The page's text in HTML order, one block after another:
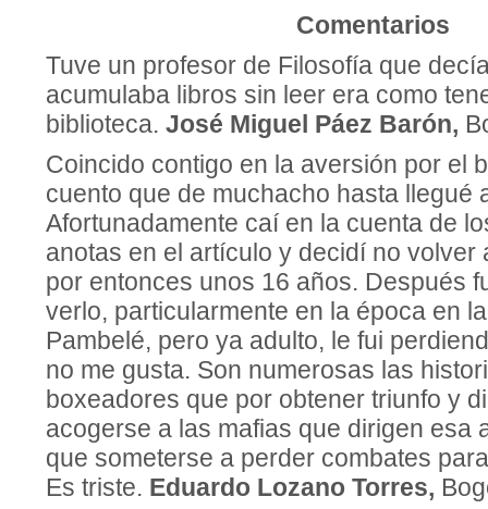
Comentarios
Tuve un profesor de Filosofía que
acumulaba libros sin leer era como
biblioteca. José Miguel Páez Barón,
Coincido contigo en la aversión por el
cuento que de muchacho hasta llegué
Afortunadamente caí en la cuenta de
anotas en el artículo y decidí no volver
por entonces unos 16 años. Después
verlo, particularmente en la época en
Pambelé, pero ya adulto, le fui
no me gusta. Son numerosas las
boxeadores que por obtener triunfo y
acogerse a las mafias que dirigen esa
que someterse a perder combates
Es triste. Eduardo Lozano Torres,